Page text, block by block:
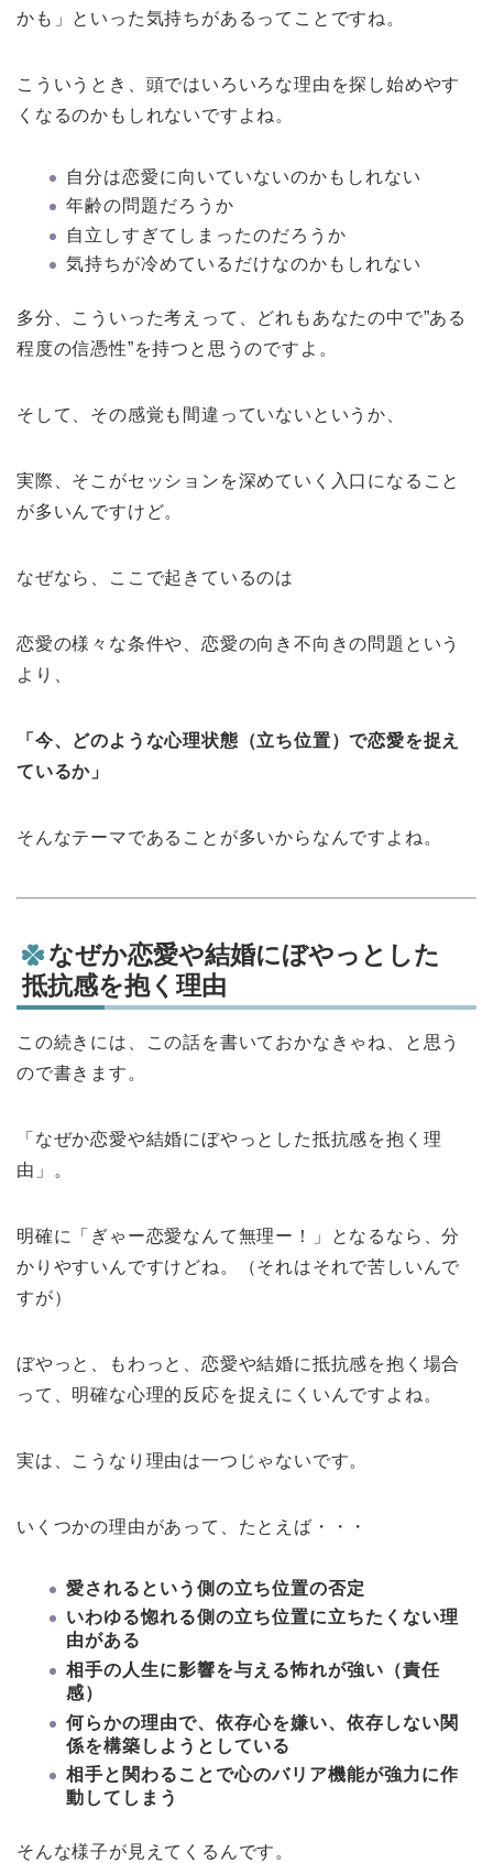
かも」といった気持ちがあるってことですね。
こういうとき、頭ではいろいろな理由を探し始めやす
くなるのかもしれないですよね。
自分は恋愛に向いていないのかもしれない
年齢の問題だろうか
自立しすぎてしまったのだろうか
気持ちが冷めているだけなのかもしれない
多分、こういった考えって、どれもあなたの中で”ある
程度の信憑性”を持つと思うのですよ。
そして、その感覚も間違っていないというか、
実際、そこがセッションを深めていく入口になること
が多いんですけど。
なぜなら、ここで起きているのは
恋愛の様々な条件や、恋愛の向き不向きの問題という
より、
「今、どのような心理状態（立ち位置）で恋愛を捉え
ているか」
そんなテーマであることが多いからなんですよね。
なぜか恋愛や結婚にぼやっとした
抵抗感を抱く理由
この続きには、この話を書いておかなきゃね、と思う
ので書きます。
「なぜか恋愛や結婚にぼやっとした抵抗感を抱く理
由」。
明確に「ぎゃー恋愛なんて無理ー！」となるなら、分
かりやすいんですけどね。（それはそれで苦しいんで
すが）
ぼやっと、もわっと、恋愛や結婚に抵抗感を抱く場合
って、明確な心理的反応を捉えにくいんですよね。
実は、こうなり理由は一つじゃないです。
いくつかの理由があって、たとえば・・・
愛されるという側の立ち位置の否定
いわゆる惚れる側の立ち位置に立ちたくない理
由がある
相手の人生に影響を与える怖れが強い（責任
感）
何らかの理由で、依存心を嫌い、依存しない関
係を構築しようとしている
相手と関わることで心のバリア機能が強力に作
動してしまう
そんな様子が見えてくるんです。